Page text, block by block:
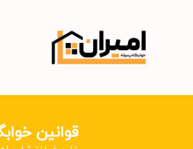
قوانین خوابگاه